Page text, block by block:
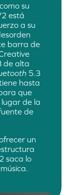
su
está
a su
barra de
de alta
5.3
hasta
que
de la
de
un
saca lo